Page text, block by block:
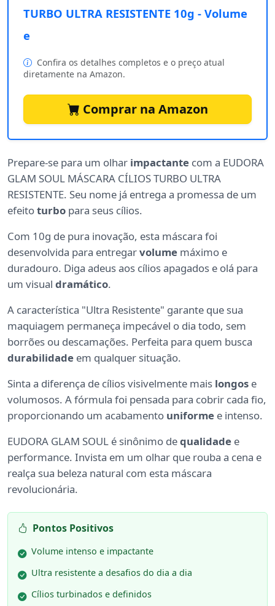
TURBO ULTRA RESISTENTE 10g - Volume
e
Confira os detalhes completos e o preço atual
diretamente na Amazon.
Comprar na Amazon
Prepare-se para um olhar impactante com a EUDORA
GLAM SOUL MÁSCARA CÍLIOS TURBO ULTRA
RESISTENTE. Seu nome já entrega a promessa de um
efeitoturbo para seus cílios.
Com 10g de pura inovação, esta máscara foi
desenvolvida para entregarvolume máximo e
duradouro. Diga adeus aos cílios apagados e olá para
um visual dramático.
A característica "Ultra Resistente" garante que sua
maquiagem permaneça impecável o dia todo, sem
borrões ou descamações. Perfeita para quem busca
durabilidade em qualquer situação.
Sinta a diferença de cílios visivelmente mais longos e
volumosos. A fórmula foi pensada para cobrir cada fio,
proporcionando um acabamento uniforme e intenso.
EUDORA GLAM SOUL é sinônimo dequalidade e
performance. Invista em um olhar que rouba a cena e
realça sua beleza natural com esta máscara
revolucionária.
Pontos Positivos
Volume intenso e impactante
Ultra resistente a desafios do dia a dia
Cílios turbinados e definidos